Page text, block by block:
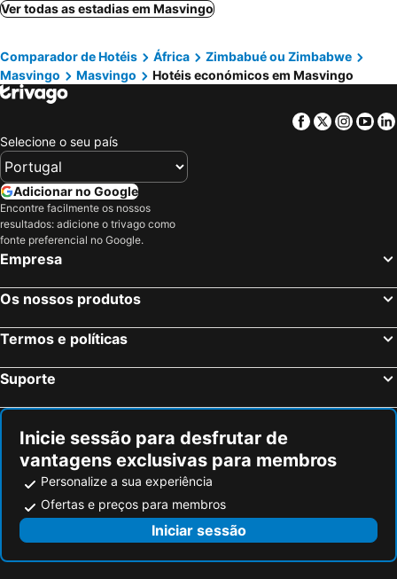
Ver todas as estadias em Masvingo
Comparador de Hotéis África
Zimbabué ou Zimbabwe
Masvingo
Masvingo Hotéis económicos em Masvingo
Facebook
Twitter
Selecione o seu país
Adicionar no Google
Encontre facilmente os nossos
resultados: adicione o trivago como
fonte preferencial no Google.
Empresa
Os nossos produtos
Termos e políticas
Suporte
Inicie sessão para desfrutar de
vantagens exclusivas para membros
Personalize a sua experiência
Ofertas e preços para membros
Iniciar sessão